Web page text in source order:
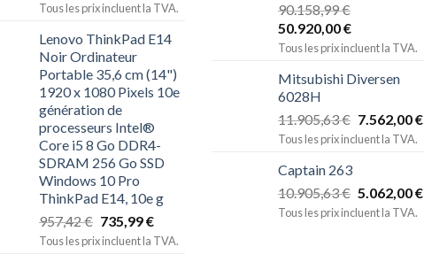
Tous les prix incluent la TVA.
Lenovo ThinkPad E14
Noir Ordinateur
Portable 35,6 cm (14")
1920 x 1080 Pixels 10e
génération de
processeurs Intel®
Core i5 8 Go DDR4-
SDRAM 256 Go SSD
Windows 10 Pro
ThinkPad E14, 10e g
957,42€ 735,99€
Tous les prix incluent la TVA.
90.158,99€
50.920,00€
Tous les prix incluent la TVA.
Mitsubishi Diversen
6028H
11.905,63€ 7.562,00€
Tous les prix incluent la TVA.
Captain 263
10.905,63€ 5.062,00€
Tous les prix incluent la TVA.